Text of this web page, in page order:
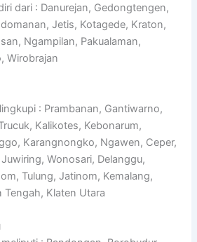
dari : Danurejan, Gedongtengen,
Jetis, Kotagede, Kraton,
Ngampilan, Pakualaman,
Wirobrajan
: Prambanan, Gantiwarno,
Kalikotes, Kebonarum,
Karangnongko, Ngawen, Ceper,
Wonosari, Delanggu,
Tulung, Jatinom, Kemalang,
Tengah, Klaten Utara